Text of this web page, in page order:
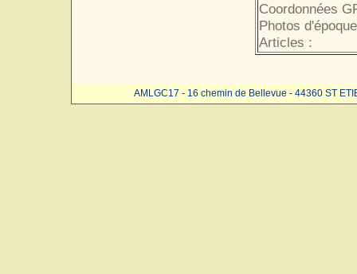
Coordonnées
Photos
Articles :
AMLGC17 - 16 chemin de Bellevue - 44360 ST